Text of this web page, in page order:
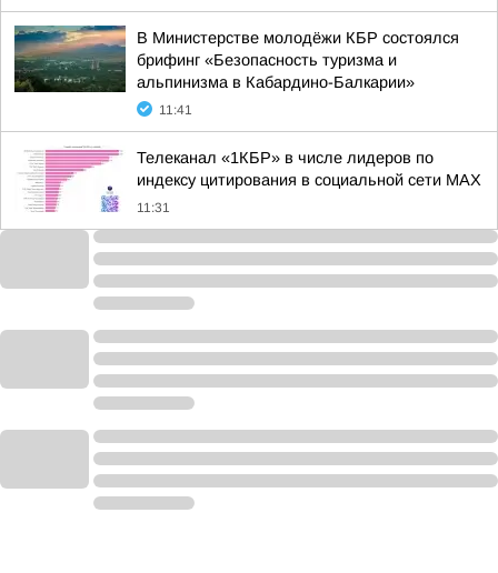
В Министерстве молодёжи КБР состоялся
брифинг «Безопасность туризма и
альпинизма в Кабардино-Балкарии»
11:41
Телеканал «1КБР» в числе лидеров по
индексу цитирования в социальной сети MAX
11:31